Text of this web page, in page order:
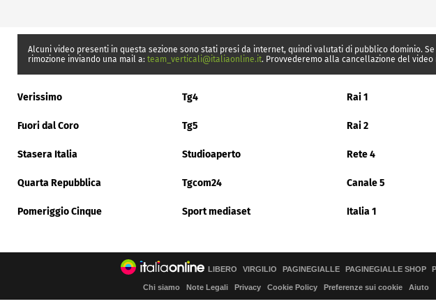
Alcuni video presenti in questa sezione sono stati presi da internet, quindi valutati di pubblico dominio.
rimozione inviando una mail a: team_verticali@italiaonline.it. Provvederemo alla cancellazione del
Verissimo Tg4 Rai 1
Fuori dal Coro Tg5 Rai 2
Stasera Italia Studioaperto Rete 4
Quarta Repubblica Tgcom24 Canale 5
Pomeriggio Cinque Sport mediaset Italia 1
LIBERO VIRGILIO PAGINEGIALLE PAGINEGIALLE SHOP
Chi siamo Note Legali Privacy Cookie Policy Preferenze sui cookie Aiuto